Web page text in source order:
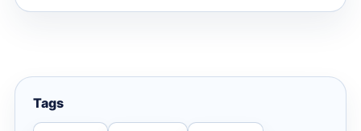
Tags